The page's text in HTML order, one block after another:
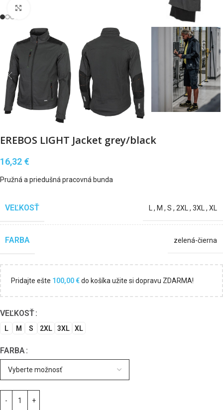
EREBOS LIGHT Jacket grey/black
16,32 €
Pružná a priedušná pracovná bunda
VEĽKOSŤ L , M , S , 2XL , 3XL , XL
FARBA zelená-čierna
Pridajte ešte 100,00€do košíka užite si dopravu ZDARMA!
VEĽKOSŤ
L M S 2XL 3XL XL
FARBA